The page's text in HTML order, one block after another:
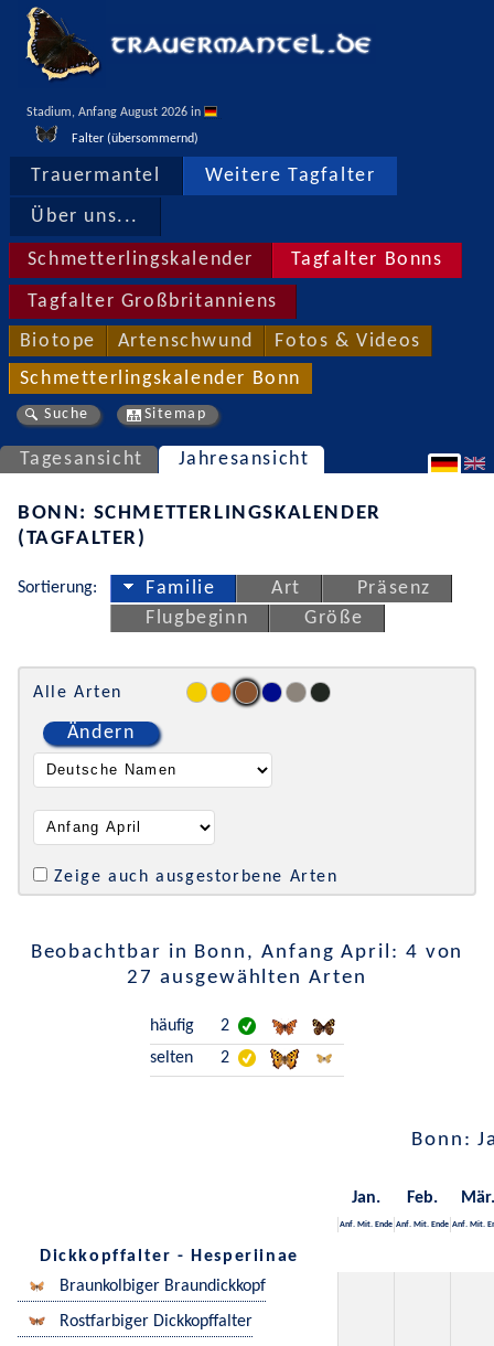
Stadium, Anfang August 2026 in
Falter (übersommernd)
Trauermantel Weitere Tagfalter
Über uns...
Schmetterlingskalender Tagfalter Bonns
Tagfalter Großbritanniens
Biotope Artenschwund Fotos & Videos
Schmetterlingskalender Bonn
Suche Sitemap
Tagesansicht Jahresansicht
BONN: SCHMETTERLINGSKALENDER
(TAGFALTER)
Sortierung: Familie Art
Präsenz
Flugbeginn
Größe
Alle Arten
Ändern
Zeige auch ausgestorbene Arten
Beobachtbar in Bonn, Anfang April: 4 von
27 ausgewählten Arten
häufig
2
selten
2
Bonn:
Jan. Feb. Mär.
Anf. Mit. Ende Anf. Mit. Ende Anf. Mit.
Dickkopffalter - Hesperiinae
Braunkolbiger Braundickkopf
Rostfarbiger Dickkopffalter